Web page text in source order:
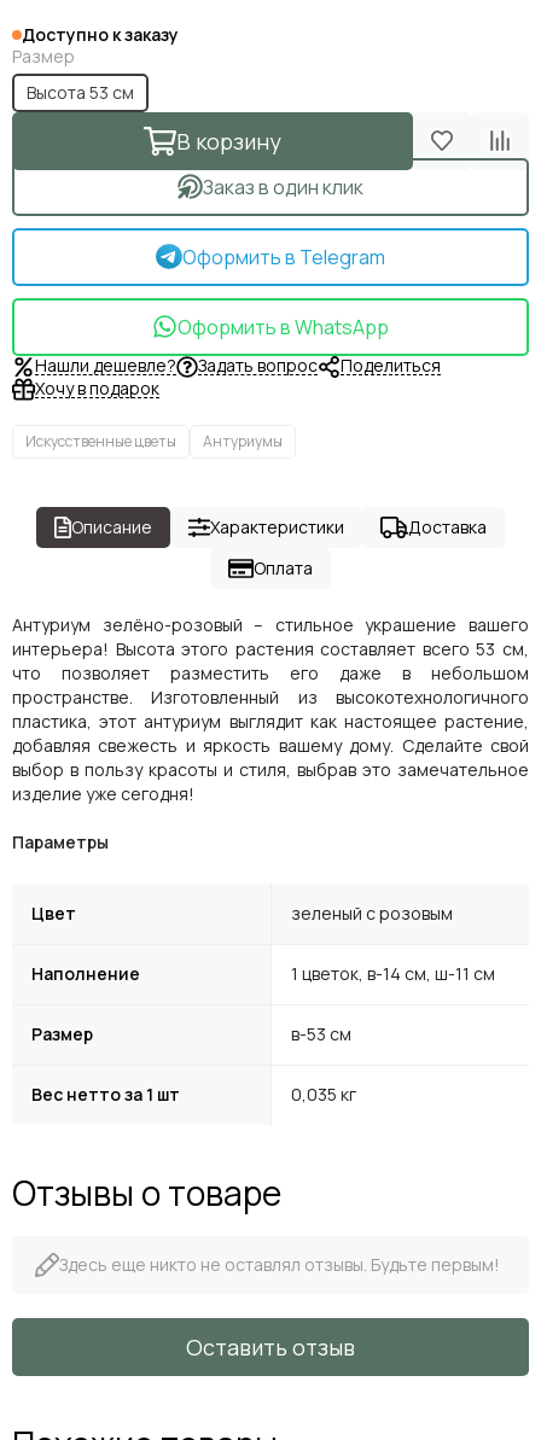
Доступно к заказу
Размер
Высота 53 см
В корзину
Заказ в один клик
Оформить в Telegram
Оформить в WhatsApp
Нашли дешевле? Задать вопрос
Поделиться
Хочу в подарок
Искусственные цветы Антуриумы
Описание Характеристики
Доставка
Оплата
Антуриум зелёно-розовый – стильное украшение вашего
интерьера! Высота этого растения составляет всего 53 см,
что позволяет разместить его даже в небольшом
пространстве. Изготовленный из высокотехнологичного
пластика, этот антуриум выглядит как настоящее растение,
добавляя свежесть и яркость вашему дому. Сделайте свой
выбор в пользу красоты и стиля, выбрав это замечательное
изделие уже сегодня!
Параметры
Цвет зеленый с розовым
Наполнение 1 цветок, в-14 см, ш-11 см
Размер в-53 см
Вес нетто за 1 шт 0,035 кг
Отзывы о товаре
Здесь еще никто не оставлял отзывы. Будьте первым!
Оставить отзыв